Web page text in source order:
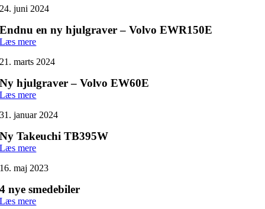
24. juni 2024
Endnu en ny hjulgraver – Volvo EWR150E
Læs mere
21. marts 2024
Ny hjulgraver – Volvo EW60E
Læs mere
31. januar 2024
Ny Takeuchi TB395W
Læs mere
16. maj 2023
4 nye smedebiler
Læs mere